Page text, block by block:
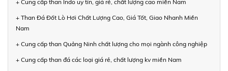
+ Cung cấp than Indo uy tín, giá rẻ, chất lượng cao miền Nam
+ Than Đá Đốt Lò Hơi Chất Lượng Cao, Giá Tốt, Giao Nhanh Miền
Nam
+ Cung cấp than Quảng Ninh chất lượng cho mọi ngành công nghiệp
+ Cung cấp than đá các loại giá rẻ, chất lượng kv miền Nam